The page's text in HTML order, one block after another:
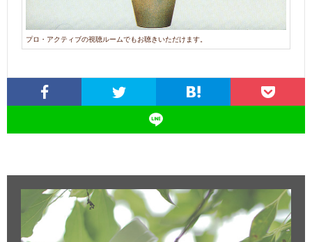
プロ・アクティブの視聴ルームでもお聴きいただけます。